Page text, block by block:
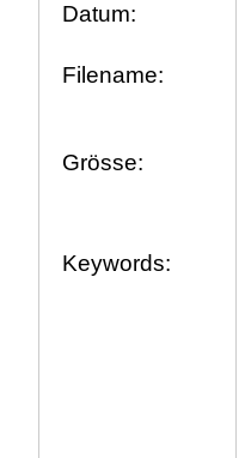
Datum:
Filename:
Grösse:
Keywords: